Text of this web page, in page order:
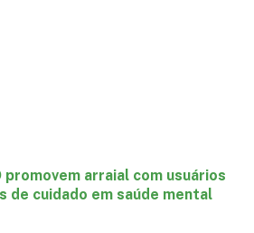
promovem arraial com usuários
de cuidado em saúde mental